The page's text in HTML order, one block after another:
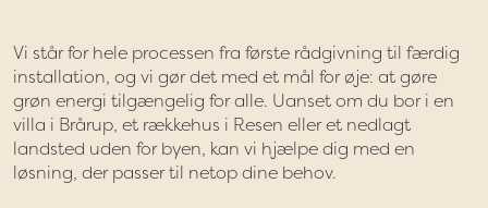
Vi står for hele processen fra første rådgivning til færdig
installation, og vi gør det med et mål for øje: at gøre
grøn energi tilgængelig for alle. Uanset om du bor i en
villa i Brårup, et rækkehus i Resen eller et nedlagt
landsted uden for byen, kan vi hjælpe dig med en
løsning, der passer til netop dine behov.